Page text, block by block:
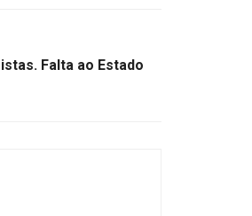
Falta ao Estado